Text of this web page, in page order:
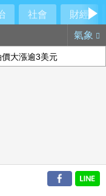
社會
財經
氣象
大漲逾3美元